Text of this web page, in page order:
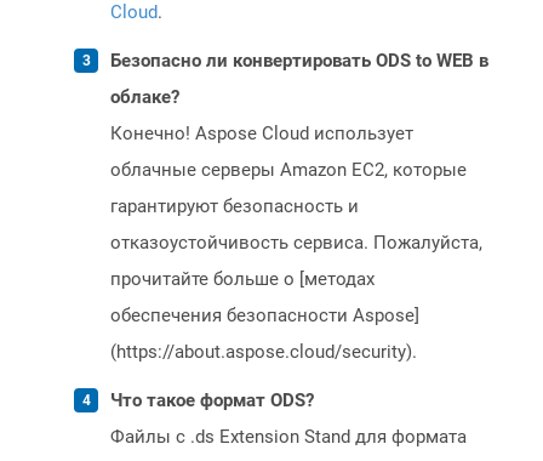
Cloud.
Безопасно ли конвертировать ODS to WEB в
облаке?
Конечно! Aspose Cloud использует
облачные серверы Amazon EC2, которые
гарантируют безопасность и
отказоустойчивость сервиса. Пожалуйста,
прочитайте больше о [методах
обеспечения безопасности Aspose]
(https://about.aspose.cloud/security).
Что такое формат ODS?
Файлы с .ds Extension Stand для формата